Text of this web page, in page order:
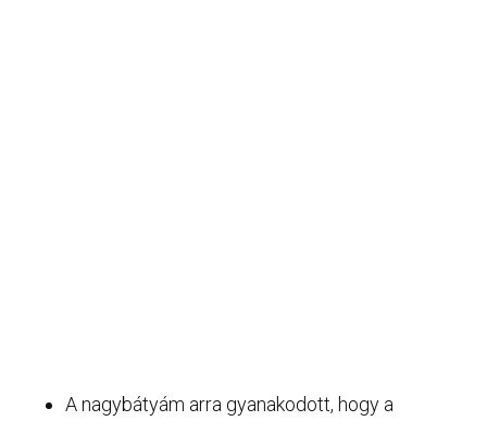
A nagybátyám arra gyanakodott, hogy a